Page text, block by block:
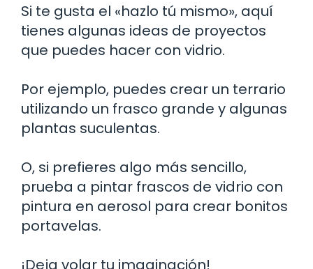
Si te gusta el «hazlo tú mismo», aquí
tienes algunas ideas de proyectos
que puedes hacer con vidrio.
Por ejemplo, puedes crear un terrario
utilizando un frasco grande y algunas
plantas suculentas.
O, si prefieres algo más sencillo,
prueba a pintar frascos de vidrio con
pintura en aerosol para crear bonitos
portavelas.
¡Deja volar tu imaginación!